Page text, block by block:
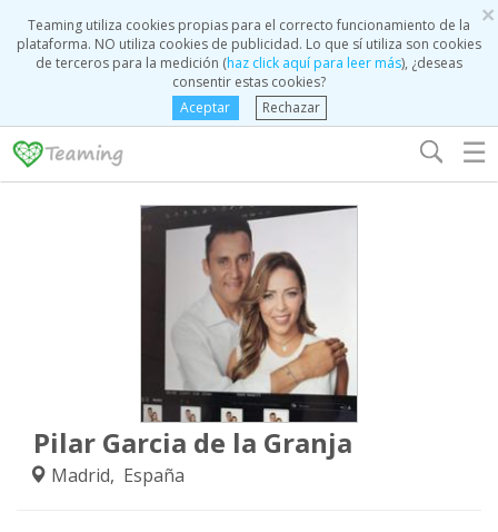
×
Teaming utiliza cookies propias para el correcto funcionamiento de la
plataforma. NO utiliza cookies de publicidad. Lo que sí utiliza son cookies
de terceros para la medición (haz click aquí para leer más), ¿deseas
consentir estas cookies?
Aceptar
Rechazar
☰
Pilar Garcia de la Granja
Madrid, España